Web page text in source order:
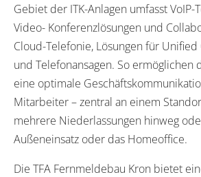
Gebiet der ITK-Anlagen umfasst VoIP-
Video- Konferenzlösungen und
Cloud-Telefonie, Lösungen für
und Telefonansagen. So ermöglichen
eine optimale
Mitarbeiter – zentral an einem
mehrere Niederlassungen hinweg
Außeneinsatz oder das Homeoffice.
Die TFA Fernmeldebau Kron bietet